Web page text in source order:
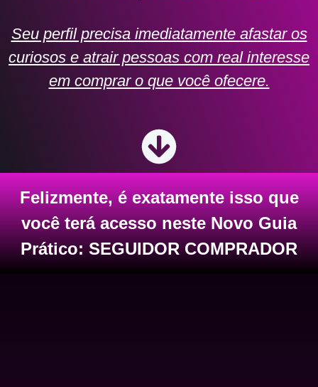
Seu perfil precisa imediatamente afastar os
curiosos e atrair pessoas com real interesse
em comprar o que você ofecere.
Felizmente, é exatamente isso que
você terá acesso neste Novo Guia
Prático: SEGUIDOR COMPRADOR